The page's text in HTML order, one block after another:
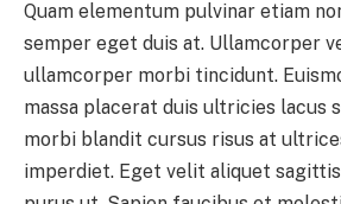
Quam elementum pulvinar etiam
semper eget duis at. Ullamcorper
ullamcorper morbi tincidunt.
massa placerat duis ultricies lacus
morbi blandit cursus risus at
imperdiet. Eget velit aliquet